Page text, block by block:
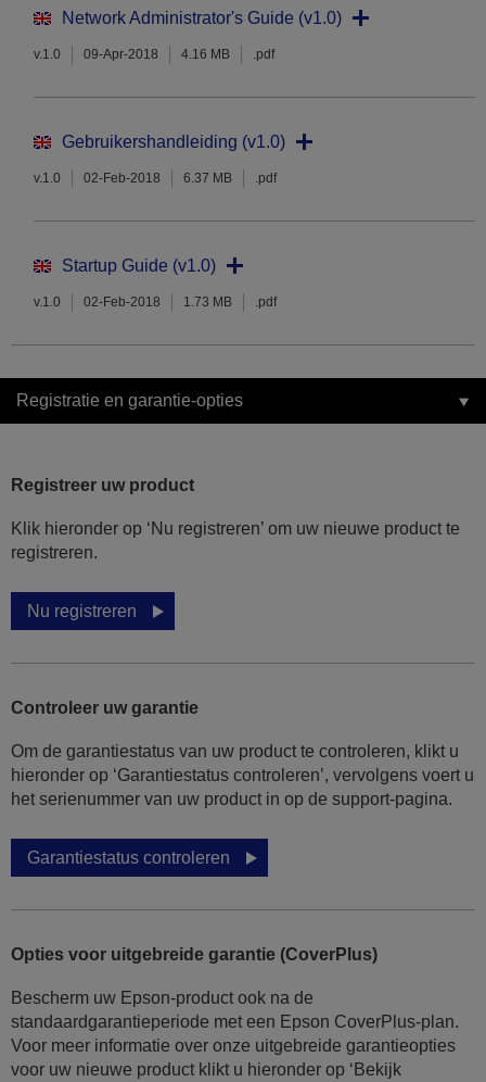
Network Administrator's Guide (v1.0)
v.1.0 09-Apr-2018 4.16 MB .pdf
Gebruikershandleiding (v1.0)
v.1.0 02-Feb-2018 6.37 MB .pdf
Startup Guide (v1.0)
v.1.0 02-Feb-2018 1.73 MB .pdf
Registratie en garantie-opties
Registreer uw product
Klik hieronder op ‘Nu registreren’ om uw nieuwe product te
registreren.
Nu registreren
Controleer uw garantie
Om de garantiestatus van uw product te controleren, klikt u
hieronder op ‘Garantiestatus controleren’, vervolgens voert u
het serienummer van uw product in op de support-pagina.
Garantiestatus controleren
Opties voor uitgebreide garantie (CoverPlus)
Bescherm uw Epson-product ook na de
standaardgarantieperiode met een Epson CoverPlus-plan.
Voor meer informatie over onze uitgebreide garantieopties
voor uw nieuwe product klikt u hieronder op ‘Bekijk